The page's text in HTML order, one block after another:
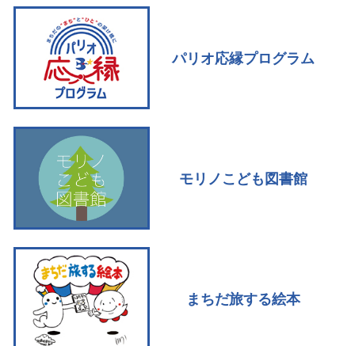
パリオ応縁プログラム
モリノこども図書館
まちだ旅する絵本